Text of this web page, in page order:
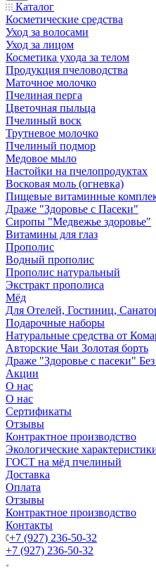
Каталог
Косметические средства
Уход за волосами
Уход за лицом
Косметика ухода за телом
Продукция пчеловодства
Маточное молочко
Пчелиная перга
Цветочная пыльца
Пчелиный воск
Трутневое молочко
Пчелиный подмор
Медовое мыло
Настойки на пчелопродуктах
Восковая моль (огневка)
Пищевые витаминные
Драже "Здоровье с Пасеки"
Сиропы "Медвежье здоровье"
Витамины для глаз
Прополис
Водный прополис
Прополис натуральный
Экстракт прополиса
Мёд
Для Отелей, Гостиниц,
Подарочные наборы
Натуральные средства от
Авторские Чаи Золотая борть
Драже "Здоровье с пасеки" Без
Акции
О нас
О нас
Сертификаты
Отзывы
Контрактное производство
Экологические
ГОСТ на мёд пчелиный
Доставка
Оплата
Отзывы
Контрактное производство
Контакты
+7 (927) 236-50-32
+7 (927) 236-50-32